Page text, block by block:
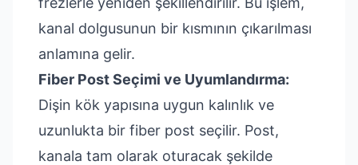
kanal dolgusunun bir kısmının çıkarılması
anlamına gelir.
Fiber Post Seçimi ve Uyumlandırma:
Dişin kök yapısına uygun kalınlık ve
uzunlukta bir fiber post seçilir. Post,
kanala tam olarak oturacak şekilde